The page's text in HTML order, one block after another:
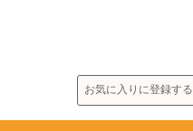
お気に入りに登録する